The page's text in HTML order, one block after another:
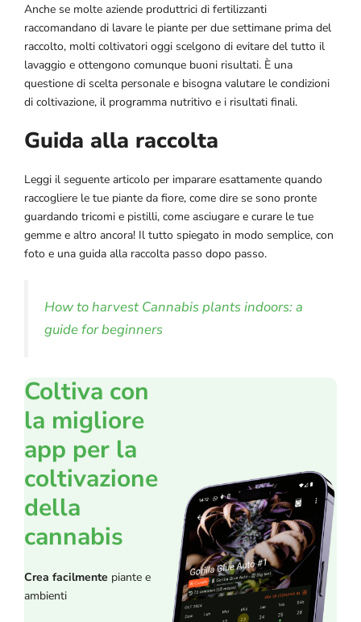
Anche se molte aziende produttrici di fertilizzanti
raccomandano di lavare le piante per due settimane prima del
raccolto, molti coltivatori oggi scelgono di evitare del tutto il
lavaggio e ottengono comunque buoni risultati. È una
questione di scelta personale e bisogna valutare le condizioni
di coltivazione, il programma nutritivo e i risultati finali.
Guida alla raccolta
Leggi il seguente articolo per imparare esattamente quando
raccogliere le tue piante da fiore, come dire se sono pronte
guardando tricomi e pistilli, come asciugare e curare le tue
gemme e altro ancora! Il tutto spiegato in modo semplice, con
foto e una guida alla raccolta passo dopo passo.
How to harvest Cannabis plants indoors: a
guide for beginners
Coltiva con
la migliore
app per la
coltivazione
della
cannabis
Crea facilmente piante e
ambienti